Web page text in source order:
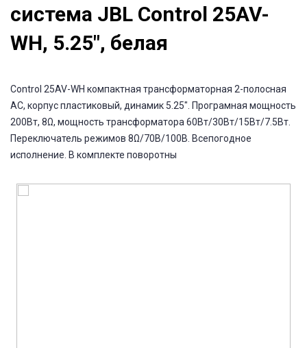
система JBL Control 25AV-
WH, 5.25", белая
Control 25AV-WH компактная трансформаторная 2-полосная
АС, корпус пластиковый, динамик 5.25". Програмная мощность
200Вт, 8Ω, мощность трансформатора 60Вт/30Вт/15Вт/7.5Вт.
Переключатель режимов 8Ω/70В/100В. Всепогодное
исполнение. В комплекте поворотны